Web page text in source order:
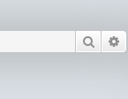
Cerca